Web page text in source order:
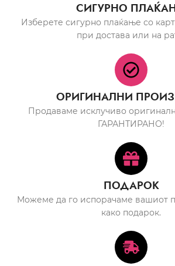
СИГУРНО
Изберете сигурно плаќање со
при достава или на
ОРИГИНАЛНИ
Продаваме исклучиво
ГАРАНТИРАНО!
ПОДАРОК
Можеме да го испорачаме вашиот
како подарок.